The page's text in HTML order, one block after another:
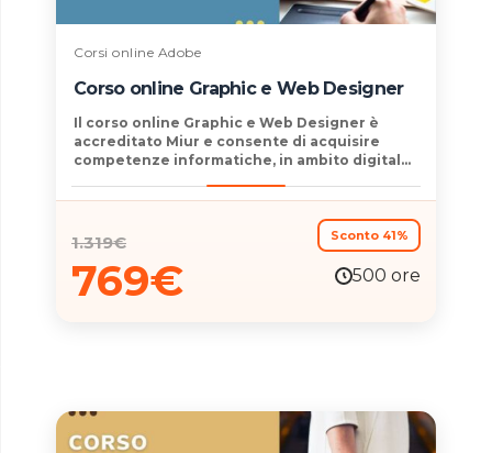
Corsi online Adobe
Corso online Graphic e Web Designer
Il corso online Graphic e Web Designer è
accreditato Miur e consente di acquisire
competenze informatiche, in ambito digital
vita personale e professionale.
1.319€
769€
Sconto 41%
500 ore